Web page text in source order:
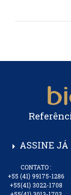
arrow_right ASSINE JÁ
CONTATO :
+55 (41) 99175-1286
+55(41) 3022-1708